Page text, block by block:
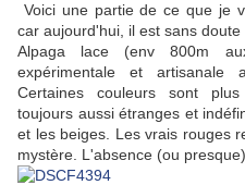
Voici une partie de ce que je
car aujourd'hui, il est sans doute
Alpaga lace (env 800m
expérimentale et artisanale
Certaines couleurs sont
toujours aussi étranges et
et les beiges. Les vrais rouges
mystère. L'absence (ou